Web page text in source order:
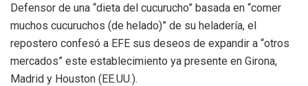
Defensor de una “dieta del cucurucho” basada en “comer
muchos cucuruchos (de helado)” de su heladería, el
repostero confesó a EFE sus deseos de expandir a “otros
mercados” este establecimiento ya presente en Girona,
Madrid y Houston (EE.UU.).